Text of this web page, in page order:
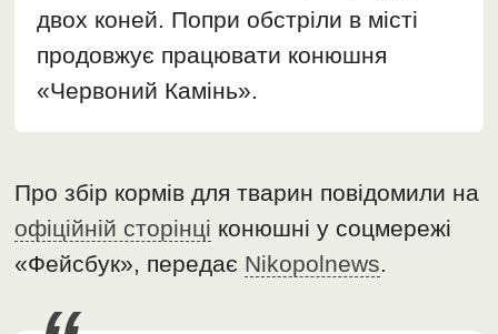
двох коней. Попри обстріли в місті
продовжує працювати конюшня
«Червоний Камінь».
Про збір кормів для тварин повідомили на
офіційній сторінці конюшні у соцмережі
«Фейсбук», передає Nikopolnews.